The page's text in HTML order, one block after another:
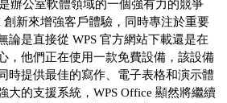
辦公室軟體領域的一個強有力的競爭
新來增強客戶體驗，同時專注於重要
論是直接從 WPS 官方網站下載還是在
，他們正在使用一款免費設備，該設備
時提供最佳的寫作、電子表格和演示體
大的支援系統，WPS Office 顯然將繼續